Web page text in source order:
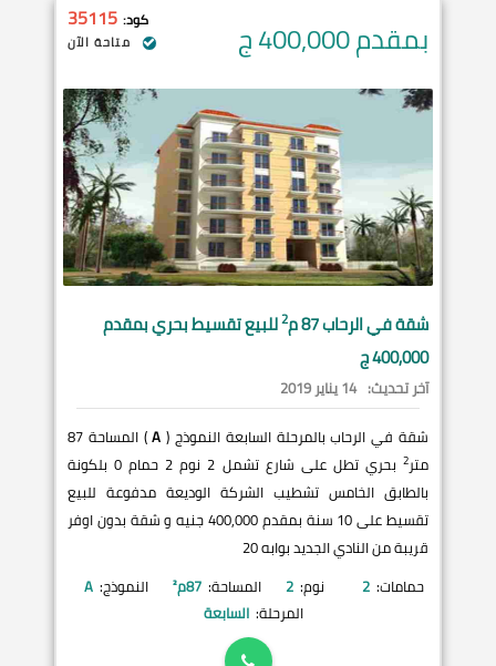
بمقدم 400,000 ج كود: 35115
متاحة الآن
شقة فيالرحاب 2للبيع تقسيط بحري بمقدم
400,000 ج
آخر تحديث: 14 يناير 2019
شقة في الرحاب بالمرحلة السابعة النموذج ( A
) المساحة 87
متر2
بحري تطل على شارع تشمل 2 نوم 2 حمام 0 بلكونة
بالطابق الخامس تشطيب الشركة الوديعة مدفوعة للبيع
تقسيط على 10 سنة بمقدم 400,000 جنيه و شقة بدون اوفر
قريبة من النادي الجديد بوابه 20
حمامات: 2 نوم: 2 المساحة: 87م² النموذج: A
المرحلة: السابعة